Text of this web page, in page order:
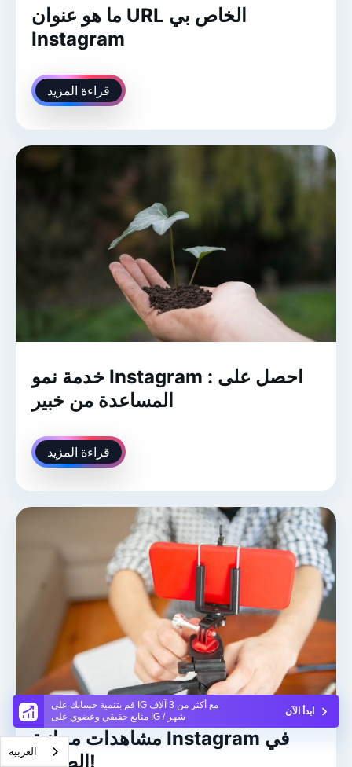
قم بتنمية حسابك على IG مع أكثر من 3 آلاف
متابع حقيقي وعضوي على IG / شهر
ابدأ الآن
ما هو عنوان URL الخاص بي
Instagram
قراءة المزيد
خدمة نمو Instagram : احصل على
المساعدة من خبير
قراءة المزيد
مشاهدات مجانية Instagram في
الطريق!
العربية‏